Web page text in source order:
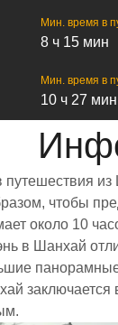
Мин. время в
8 ч 15 мин
Мин. время в
10 ч 27 мин
чтобы
около 10
в Шанхай
заключается